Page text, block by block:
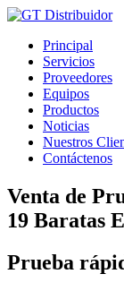
Ir
contenidoPrincipal
Servicios
Proveedores
Equipos
Productos
Noticias
Nuestros
Contáctenos
Venta de
19 Baratas
Prueba